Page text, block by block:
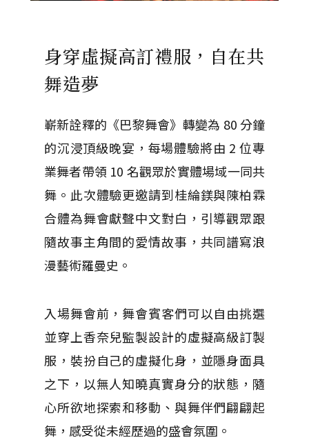
身穿虛擬高訂禮服，自在共
舞造夢
嶄新詮釋的《巴黎舞會》轉變為 80 分鐘
的沉浸頂級晚宴，每場體驗將由 2 位專
業舞者帶領 10 名觀眾於實體場域一同共
舞。此次體驗更邀請到桂綸鎂與陳柏霖
合體為舞會獻聲中文對白，引導觀眾跟
隨故事主角間的愛情故事，共同譜寫浪
漫藝術羅曼史。
入場舞會前，舞會賓客們可以自由挑選
並穿上香奈兒監製設計的虛擬高級訂製
服，裝扮自己的虛擬化身，並隱身面具
之下，以無人知曉真實身分的狀態，隨
心所欲地探索和移動、與舞伴們翩翩起
舞，感受從未經歷過的盛會氛圍。